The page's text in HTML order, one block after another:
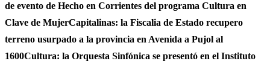
de evento de Hecho en Corrientes del programa Cultura en
Clave de MujerCapitalinas: la Fiscalia de Estado recupero
terreno usurpado a la provincia en Avenida a Pujol al
1600Cultura: la Orquesta Sinfónica se presentó en el Instituto